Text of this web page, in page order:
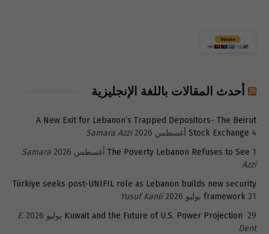
أحدث المقالات باللغة الإنجليزية
A New Exit for Lebanon’s Trapped Depositors- The Beirut
Stock Exchange 4 أغسطس 2026
Samara Azzi
The Poverty Lebanon Refuses to See 1 أغسطس 2026
Samara
Azzi
Türkiye seeks post-UNIFIL role as Lebanon builds new security
framework 31 يوليو 2026
Yusuf Kanli
Kuwait and the Future of U.S. Power Projection 29 يوليو 2026
E.
Dent